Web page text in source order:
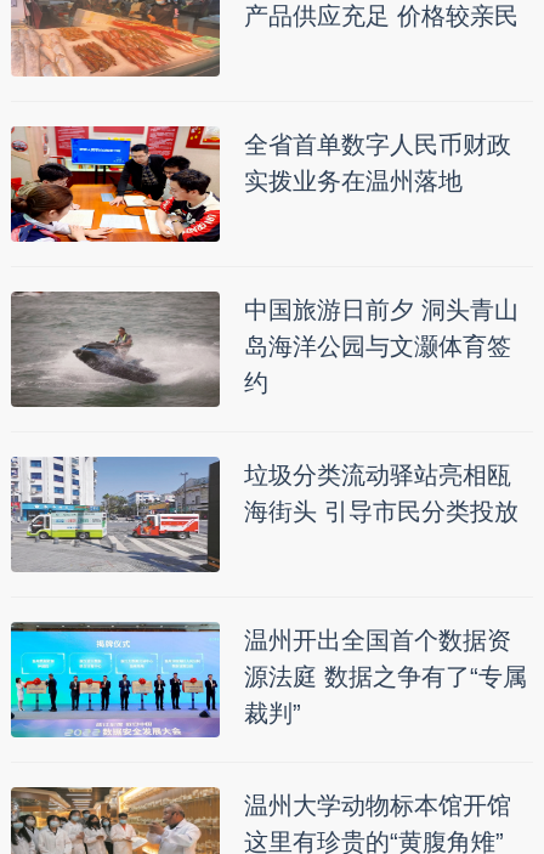
产品供应充足 价格较亲民
全省首单数字人民币财政
实拨业务在温州落地
中国旅游日前夕 洞头青山
岛海洋公园与文灏体育签
约
垃圾分类流动驿站亮相瓯
海街头 引导市民分类投放
温州开出全国首个数据资
源法庭 数据之争有了“专属
裁判”
温州大学动物标本馆开馆
这里有珍贵的“黄腹角雉”